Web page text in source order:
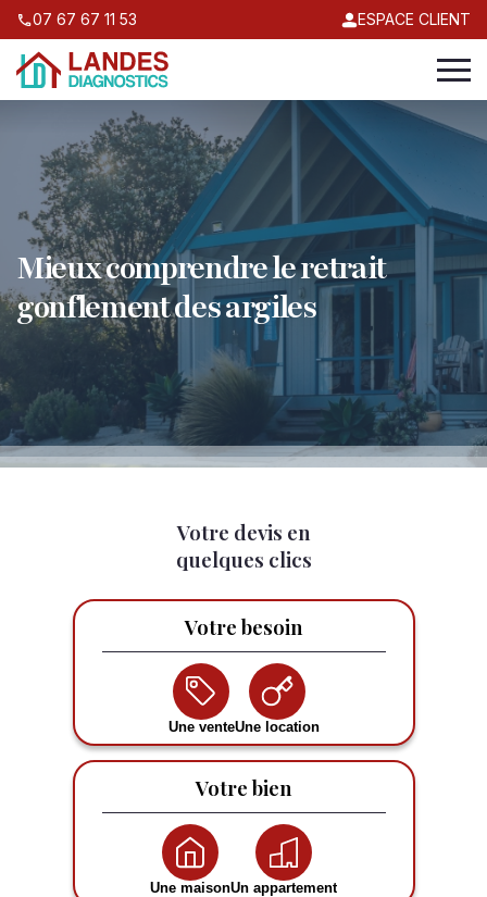
07 67 67 11 53 ESPACE CLIENT
Mieux comprendre le retrait
gonflement des argiles
Votre devis en
quelques clics
Votre besoin
Une venteUne location
Votre bien
Une maisonUn appartement